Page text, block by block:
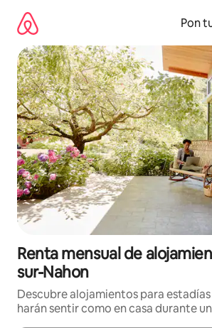
contenido
Pon
Renta mensual de
sur-Nahon
Descubre alojamientos para
harán sentir como en casa durante